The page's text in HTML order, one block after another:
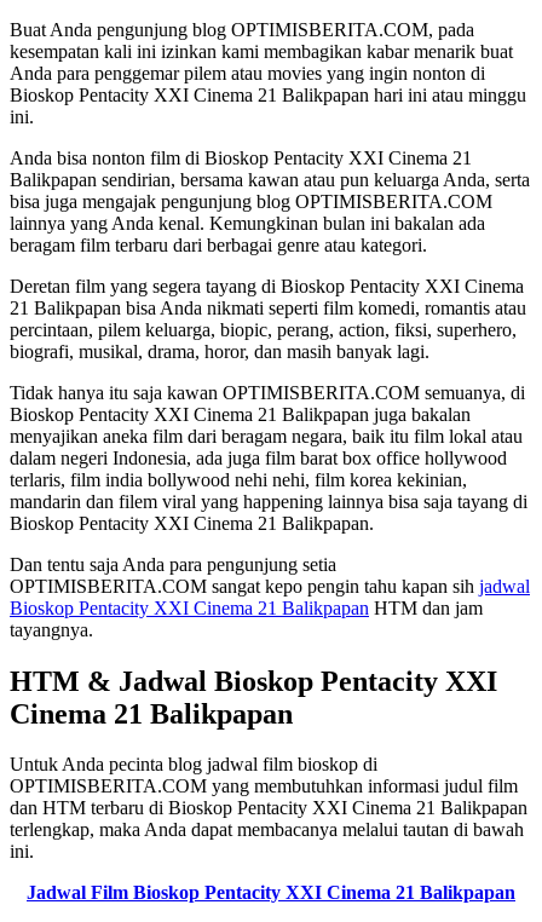
Buat Anda pengunjung blog OPTIMISBERITA.COM, pada
kesempatan kali ini izinkan kami membagikan kabar menarik buat
Anda para penggemar pilem atau movies yang ingin nonton di
Bioskop Pentacity XXI Cinema 21 Balikpapan hari ini atau minggu
ini.
Anda bisa nonton film di Bioskop Pentacity XXI Cinema 21
Balikpapan sendirian, bersama kawan atau pun keluarga Anda, serta
bisa juga mengajak pengunjung blog OPTIMISBERITA.COM
lainnya yang Anda kenal. Kemungkinan bulan ini bakalan ada
beragam film terbaru dari berbagai genre atau kategori.
Deretan film yang segera tayang di Bioskop Pentacity XXI Cinema
21 Balikpapan bisa Anda nikmati seperti film komedi, romantis atau
percintaan, pilem keluarga, biopic, perang, action, fiksi, superhero,
biografi, musikal, drama, horor, dan masih banyak lagi.
Tidak hanya itu saja kawan OPTIMISBERITA.COM semuanya, di
Bioskop Pentacity XXI Cinema 21 Balikpapan juga bakalan
menyajikan aneka film dari beragam negara, baik itu film lokal atau
dalam negeri Indonesia, ada juga film barat box office hollywood
terlaris, film india bollywood nehi nehi, film korea kekinian,
mandarin dan filem viral yang happening lainnya bisa saja tayang di
Bioskop Pentacity XXI Cinema 21 Balikpapan.
Dan tentu saja Anda para pengunjung setia
OPTIMISBERITA.COM sangat kepo pengin tahu kapan sih jadwal
Bioskop Pentacity XXI Cinema 21 Balikpapan HTM dan jam
tayangnya.
HTM & Jadwal Bioskop Pentacity XXI
Cinema 21 Balikpapan
Untuk Anda pecinta blog jadwal film bioskop di
OPTIMISBERITA.COM yang membutuhkan informasi judul film
dan HTM terbaru di Bioskop Pentacity XXI Cinema 21 Balikpapan
terlengkap, maka Anda dapat membacanya melalui tautan di bawah
ini.
Jadwal Film Bioskop Pentacity XXI Cinema 21 Balikpapan